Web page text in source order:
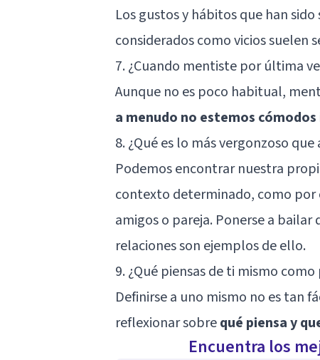
Los gustos y hábitos que han
considerados como vicios suelen
7. ¿Cuando mentiste por última
Aunque no es poco habitual,
a menudo no estemos
8. ¿Qué es lo más vergonzoso
Podemos encontrar nuestra
contexto determinado, como
amigos o pareja. Ponerse a
relaciones son ejemplos de ello.
9. ¿Qué piensas de ti mismo como
Definirse a uno mismo no es tan
reflexionar sobrequé piensa y
Encuentra los